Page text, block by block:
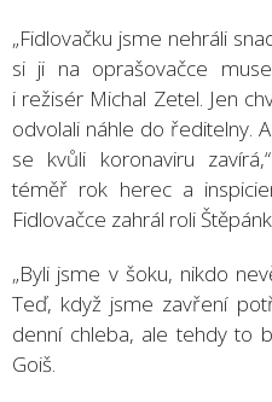
„Fidlovačku jsme nehráli
si ji na oprašovačce
i režisér Michal Zetel. Jen
odvolali náhle do ředitelny.
se kvůli koronaviru
téměř rok herec a
Fidlovačce zahrál roli
„Byli jsme v šoku, nikdo
Teď, když jsme zavření
denní chleba, ale tehdy to
Goiš.